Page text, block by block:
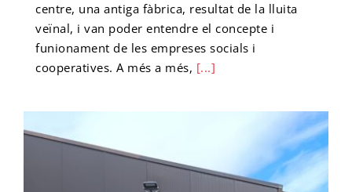
centre, una antiga fàbrica, resultat de la lluita
veïnal, i van poder entendre el concepte i
funionament de les empreses socials i
cooperatives. A més a més, [...]